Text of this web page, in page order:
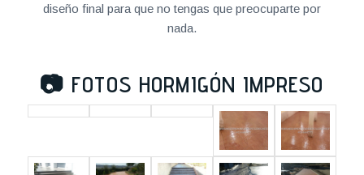
diseño final para que no tengas que preocuparte por
nada.
📷 FOTOS HORMIGÓN IMPRESO